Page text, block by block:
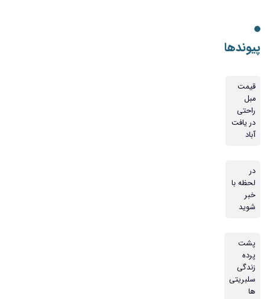
پیوندها
قیمت
مبل
راحتی
در یافت
آباد
در
لحظه با
خبر
شوید
پشت
پرده
زندگی
سلبریتی
ها